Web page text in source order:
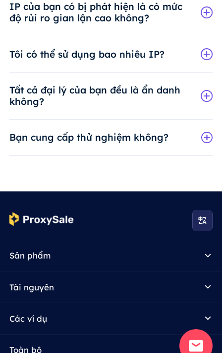
IP của bạn có bị phát hiện là có mức
độ rủi ro gian lận cao không?
Tôi có thể sử dụng bao nhiêu IP?
Tất cả đại lý của bạn đều là ẩn danh
không?
Bạn cung cấp thử nghiệm không?
Sản phẩm
Tài nguyên
Các ví dụ
Toàn bộ